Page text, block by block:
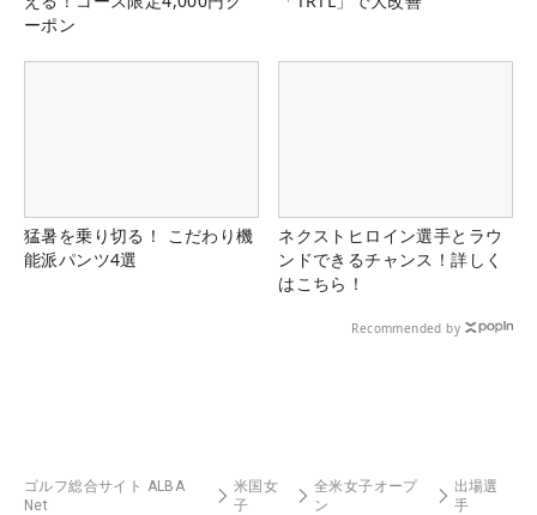
ーポン
猛暑を乗り切る！ こだわり機
能派パンツ4選
ネクストヒロイン選手とラウ
ンドできるチャンス！詳しく
はこちら！
Recommended by
ゴルフ総合サイト ALBA
Net
米国女
子
全米女子オープ
ン
出場選
手